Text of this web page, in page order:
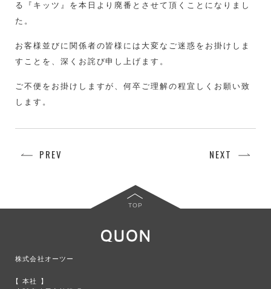
る『キッツ』を本日より廃番とさせて頂くことになりまし
た。
お客様並びに関係者の皆様には大変なご迷惑をお掛けしま
すことを、深くお詫び申し上げます。
ご不便をお掛けしますが、何卒ご理解の程宜しくお願い致
します。
PREV NEXT
TOP
株式会社オーツー
本社